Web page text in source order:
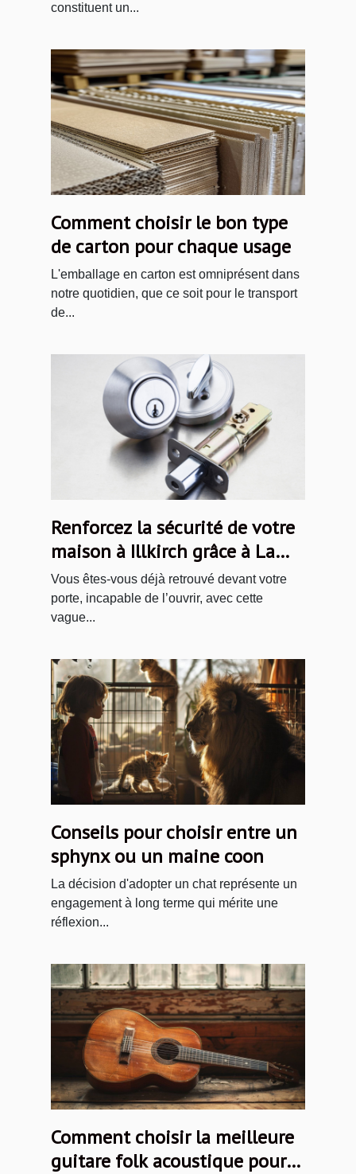
constituent un...
Comment choisir le bon type
de carton pour chaque usage
L'emballage en carton est omniprésent dans
notre quotidien, que ce soit pour le transport
de...
Renforcez la sécurité de votre
maison à Illkirch grâce à La
Compagnie des Serruriers
Vous êtes-vous déjà retrouvé devant votre
porte, incapable de l’ouvrir, avec cette
vague...
Conseils pour choisir entre un
sphynx ou un maine coon
La décision d'adopter un chat représente un
engagement à long terme qui mérite une
réflexion...
Comment choisir la meilleure
guitare folk acoustique pour